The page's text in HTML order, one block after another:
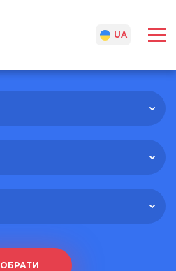
UA
ОБРАТИ